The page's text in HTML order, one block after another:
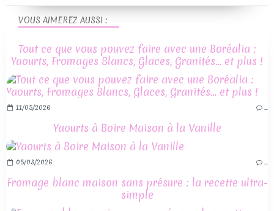
VOUS AIMEREZ AUSSI :
Tout ce que vous pouvez faire avec une Boréalia :
Yaourts, Fromages Blancs, Glaces, Granités… et plus !
11/05/2026 …
Yaourts à Boire Maison à la Vanille
05/03/2026 …
Fromage blanc maison sans présure : la recette ultra-
simple